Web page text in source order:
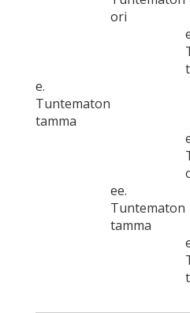
e.
Tuntematon
tamma
ori
ee.
Tuntematon
tamma